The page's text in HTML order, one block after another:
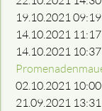
19.10.2021 09:19
14.10.2021 11:17
14.10.2021 10:37
02.10.2021 10:00
21.09.2021 13:31